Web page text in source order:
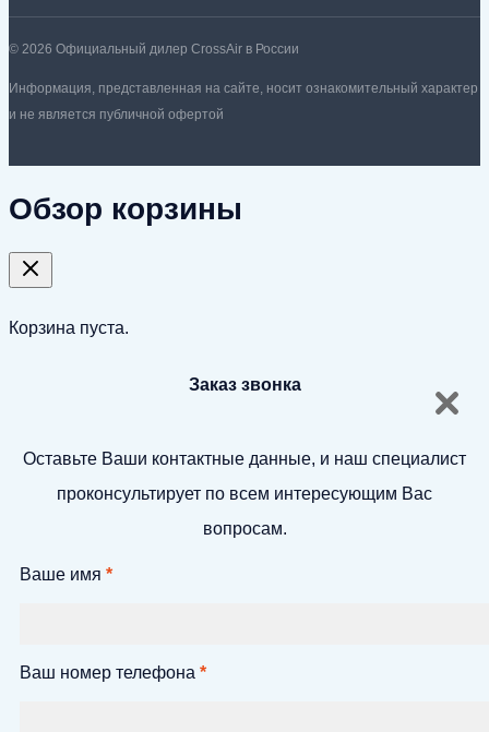
© 2026 Официальный дилер CrossAir в России
Информация, представленная на сайте, носит ознакомительный характер
и не является публичной офертой
Обзор корзины
Корзина пуста.
Заказ звонка
Оставьте Ваши контактные данные, и наш специалист
проконсультирует по всем интересующим Вас
вопросам.
Ваше имя *
Ваш номер телефона *